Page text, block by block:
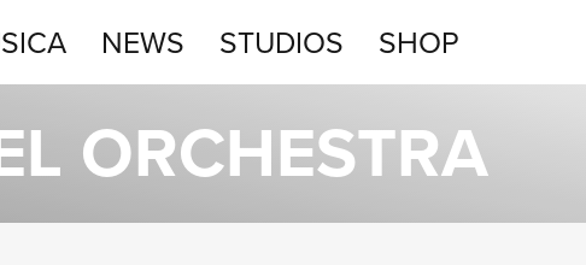
NEWS STUDIOS SHOP
ORCHESTRA
TOUR
NEWS